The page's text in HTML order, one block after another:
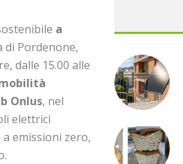
a
di Pordenone,
dalle 15.00 alle
Onlus, nel
elettrici
emissioni zero,